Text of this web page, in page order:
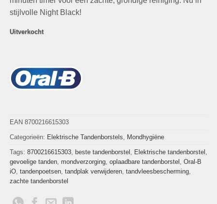
stijlvolle Night Black!
Uitverkocht
EAN 8700216615303
Categorieën: Elektrische Tandenborstels, Mondhygiëne
Tags: 8700216615303, beste tandenborstel , Elektrische tandenborstel ,
gevoelige tanden, mondverzorging, oplaadbare tandenborstel , Oral-B
iO, tandenpoetsen, tandplak verwijderen, tandvleesbescherming,
zachte tandenborstel